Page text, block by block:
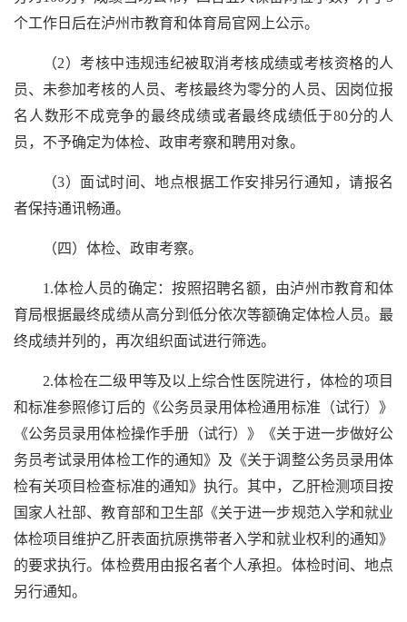
个工作日后在泸州市教育和体育局官网上公示。
（2）考核中违规违纪被取消考核成绩或考核资格的人
员、未参加考核的人员、考核最终为零分的人员、因岗位报
名人数形不成竞争的最终成绩或者最终成绩低于80分的人
员，不予确定为体检、政审考察和聘用对象。
（3）面试时间、地点根据工作安排另行通知，请报名
者保持通讯畅通。
（四）体检、政审考察。
1.体检人员的确定：按照招聘名额，由泸州市教育和体
育局根据最终成绩从高分到低分依次等额确定体检人员。最
终成绩并列的，再次组织面试进行筛选。
2.体检在二级甲等及以上综合性医院进行，体检的项目
和标准参照修订后的《公务员录用体检通用标准（试行）》
《公务员录用体检操作手册（试行）》《关于进一步做好公
务员考试录用体检工作的通知》及《关于调整公务员录用体
检有关项目检查标准的通知》执行。其中，乙肝检测项目按
国家人社部、教育部和卫生部《关于进一步规范入学和就业
体检项目维护乙肝表面抗原携带者入学和就业权利的通知》
的要求执行。体检费用由报名者个人承担。体检时间、地点
另行通知。